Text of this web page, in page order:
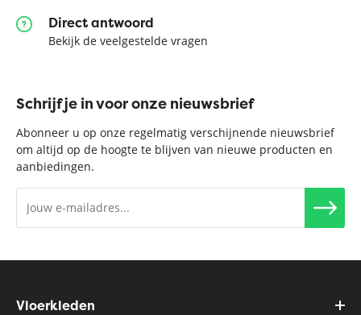
Direct antwoord
Bekijk de veelgestelde vragen
Schrijf je in voor onze nieuwsbrief
Abonneer u op onze regelmatig verschijnende nieuwsbrief
om altijd op de hoogte te blijven van nieuwe producten en
aanbiedingen.
Vloerkleden